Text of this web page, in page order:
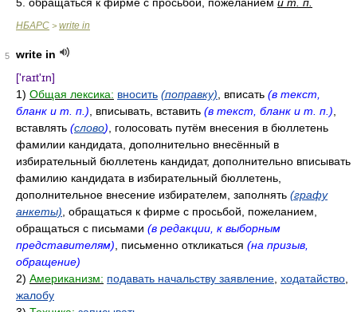
НБАРС > write in
5
write in
['raɪt'ɪn]
1) Общая лексика: вносить (поправку) , вписать (в текст,
бланк и т. п.) , вписывать, вставить (в текст, бланк и т. п.)
вставлять (слово) , голосовать путём внесения в бюллетень
фамилии кандидата, дополнительно внесённый в
избирательный бюллетень кандидат, дополнительно вписывать
фамилию кандидата в избирательный бюллетень,
дополнительное внесение избирателем, заполнять (графу
анкеты) , обращаться к фирме с просьбой, пожеланием,
обращаться с письмами (в редакции, к выборным
представителям) , письменно откликаться (на призыв,
обращение)
2) Американизм: подавать начальству заявление ходатайство
жалобу